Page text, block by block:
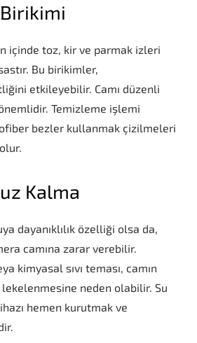
Birikimi
içinde toz, kir ve parmak izleri
Bu birikimler,
etkileyebilir. Camı düzenli
Temizleme işlemi
bezler kullanmak çizilmeleri
Kalma
dayanıklılık özelliği olsa da,
camına zarar verebilir.
kimyasal sıvı teması, camın
neden olabilir. Su
hemen kurutmak ve